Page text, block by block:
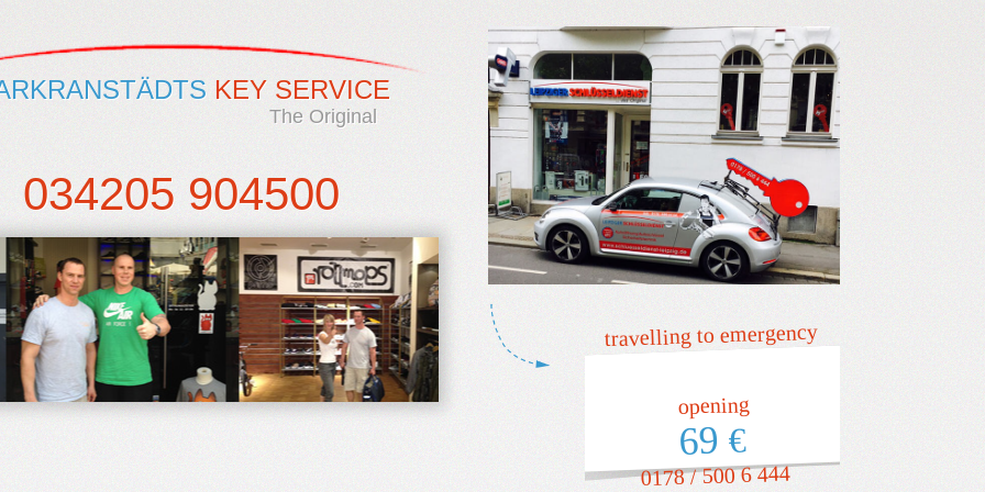
KEY SERVICE
The Original
034205 904500
travelling to emergency
opening
0178 / 500 6 444
69 €